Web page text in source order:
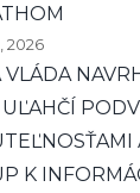
2026
VLÁDA
K